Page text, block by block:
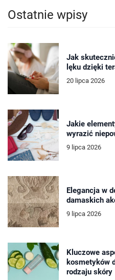
Ostatnie wpisy
Jak
lęku dzięki
20 lipca 2026
Jakie
wyrazić
9 lipca 2026
Elegancja w
damaskich
9 lipca 2026
Kluczowe
kosmetyków
rodzaju skóry